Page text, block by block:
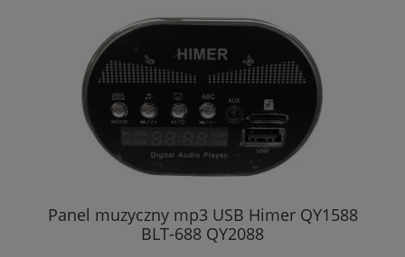
Panel muzyczny mp3 USB Himer QY1588
BLT-688 QY2088